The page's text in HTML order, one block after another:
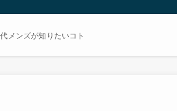
メンズが知りたいコト